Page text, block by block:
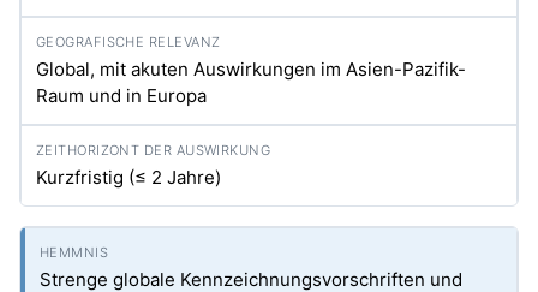
Global, mit akuten Auswirkungen im Asien-Pazifik-
Raum und in Europa
Kurzfristig (≤ 2 Jahre)
Strenge globale Kennzeichnungsvorschriften und